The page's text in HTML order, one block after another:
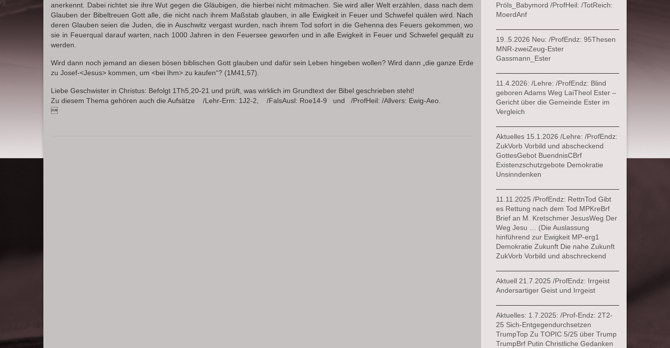
anerkennt. Dabei richtet sie ihre Wut gegen die Gläubigen, die hierbei nicht mitmachen. Sie wird aller Welt erzählen, dass nach dem
Glauben der Bibeltreuen Gott alle, die nicht nach ihrem Maßstab glauben, in alle Ewigkeit in Feuer und Schwefel quälen wird. Nach
deren Glauben seien die Juden, die in Auschwitz vergast wurden, nach ihrem Tod sofort in die Gehenna des Feuers gekommen, wo
sie in Feuerqual darauf warten, nach 1000 Jahren in den Feuersee geworfen und in alle Ewigkeit in Feuer und Schwefel gequält zu
werden.
Wird dann noch jemand an diesen bösen biblischen Gott glauben und dafür sein Leben hingeben wollen? Wird dann „die ganze Erde
zu Josef-<Jesus> kommen, um <bei Ihm> zu kaufen“? (1M41,57).
Liebe Geschwister in Christus: Befolgt 1Th5,20-21 und prüft, was wirklich im Grundtext der Bibel geschrieben steht!
Zu diesem Thema gehören auch die Aufsätze /Lehr-Erm: 1J2-2, /FalsAusl: Roe14-9 und /ProfHeil: /Allvers: Ewig-Aeo.

Pröls_Babymord /ProfHeil: /TotReich:
MoerdAnf
19..5.2026 Neu: /ProfEndz: 95Thesen
MNR-zweiZeug-Ester
Gassmann_Ester
11.4.2026: /Lehre: /ProfEndz: Blind
geboren Adams Weg LaiTheol Ester –
Gericht über die Gemeinde Ester im
Vergleich
Aktuelles 15.1.2026 /Lehre: /ProfEndz:
ZukVorb Vorbild und abscheckend
GottesGebot BuendnisCBrf
Existenzschutzgebote Demokratie
Unsinndenken
11.11.2025 /ProfEndz: RettnTod Gibt
es Rettung nach dem Tod MPKreBrf
Brief an M. Kretschmer JesusWeg Der
Weg Jesu … (Die Auslassung
hinführend zur Ewigkeit MP-erg1
Demokratie Zukunft Die nahe Zukunft
ZukVorb Vorbild und abschreckend
Aktuell 21.7.2025 /ProfEndz: Irrgeist
Andersartiger Geist und Irrgeist
Aktuelles: 1.7.2025: /Prof-Endz: 2T2-
25 Sich-Entgegendurchsetzen
TrumpTop Zu TOPIC 5/25 über Trump
TrumpBrf Putin Christliche Gedanken